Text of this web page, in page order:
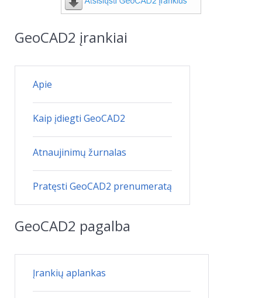
GeoCAD2 įrankiai
Apie
Kaip įdiegti GeoCAD2
Atnaujinimų žurnalas
Pratęsti GeoCAD2 prenumeratą
GeoCAD2 pagalba
Įrankių aplankas